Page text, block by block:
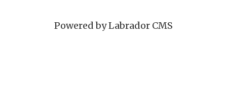
Powered by Labrador CMS